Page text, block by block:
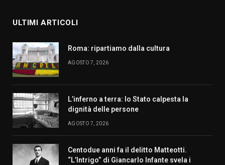
ULTIMI ARTICOLI
Roma: ripartiamo dalla cultura
AGOSTO 7, 2026
L’inferno a terra: lo Stato calpesta la
dignità delle persone
AGOSTO 7, 2026
Centodue anni fa il delitto Matteotti.
“L’Intrigo” di Giancarlo Infante svela i